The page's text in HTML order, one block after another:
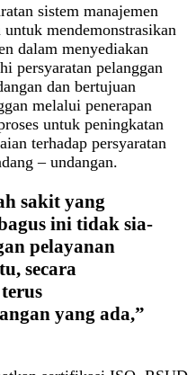
sistem manajemen
mendemonstrasikan
dalam menyediakan
persyaratan pelanggan
dan bertujuan
melalui penerapan
untuk peningkatan
terhadap persyaratan
– undangan.
sakit yang
ini tidak sia-
pelayanan
secara
yang ada,”